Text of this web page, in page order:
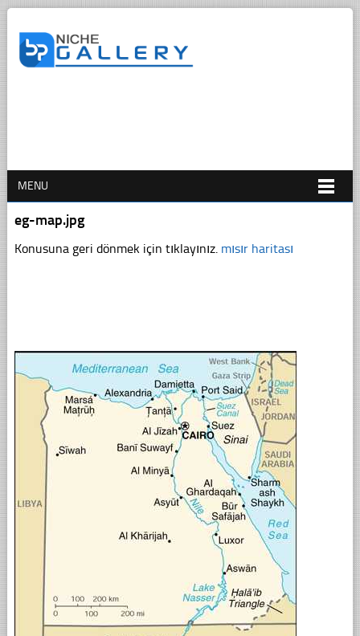
MENU
eg-map.jpg
Konusuna geri dönmek için tıklayınız. mısır haritası